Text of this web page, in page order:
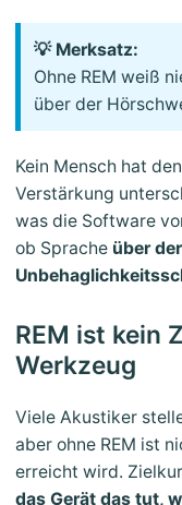
💡 Merksatz:
Ohne REM weiß
über der
Kein Mensch hat
Verstärkung
was die Software
ob Sprache über
REM ist kein
Werkzeug
Viele Akustiker
aber ohne REM ist
erreicht wird.
das Gerät das tut,